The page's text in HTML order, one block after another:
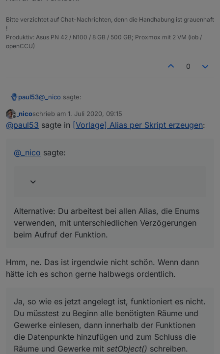
Bitte verzichtet auf Chat-Nachrichten, denn die Handhabung ist grauenhaft
!
Produktiv: Asus PN 42 / N100 / 8 GB / 500 GB; Proxmox mit 2 VM (iob /
openCCU)
0
paul53@ _nico sagte:
Vermutlich weil es asynchron läuft? Daran werde
müsstest zu Beginn alle benötigten Räume und
Gewerke einlesen, dann innerhalb der Funktionen die
Offline
_nicoschrieb am 1. Juli 2020, 09:15
zuletzt editiert von
@paul53 sagte in [Vorlage] Alias per Skript erzeugen:
@ _nico sagte:
Alternative: Du arbeitest bei allen Alias, die Enums
verwenden, mit unterschiedlichen Verzögerungen
beim Aufruf der Funktion.
Hmm, ne. Das ist irgendwie nicht schön. Wenn dann
hätte ich es schon gerne halbwegs ordentlich.
Ja, so wie es jetzt angelegt ist, funktioniert es nicht.
Du müsstest zu Beginn alle benötigten Räume und
Gewerke einlesen, dann innerhalb der Funktionen
die Datenpunkte hinzufügen und zum Schluss die
Räume und Gewerke mit setObject() schreiben.